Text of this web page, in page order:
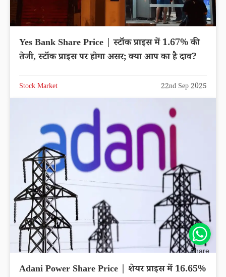
Yes Bank Share Price | स्टॉक प्राइस में 1.67% की
तेजी, स्टॉक प्राइस पर होगा असर; क्या आप का है दाव?
Stock Market 22nd Sep 2025
Adani Power Share Price | शेयर प्राइस में 16.65%
Share